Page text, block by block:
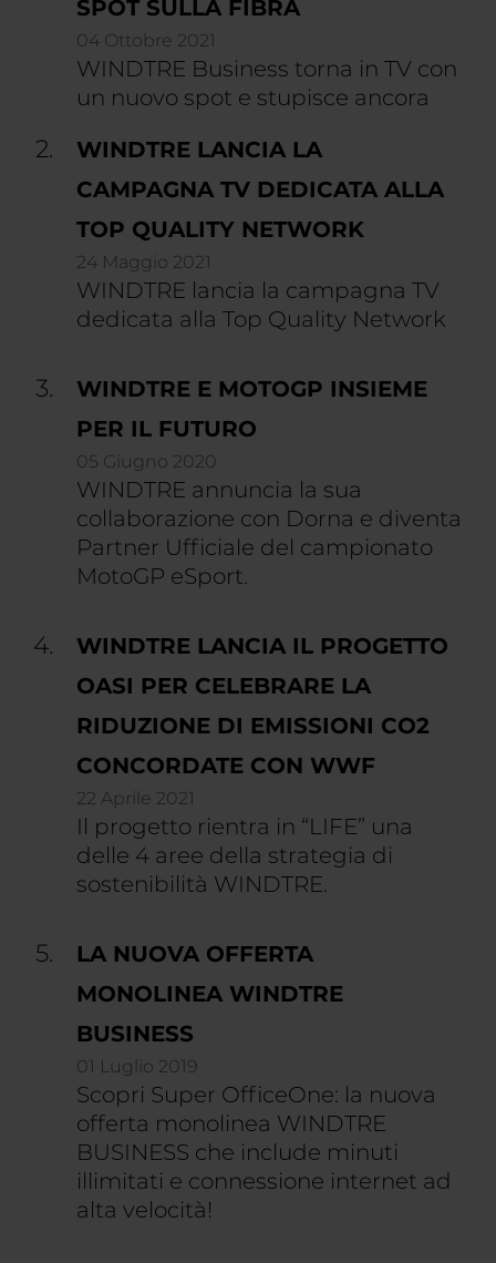
SPOT SULLA FIBRA
04 Ottobre 2021
WINDTRE Business torna in TV con
un nuovo spot e stupisce ancora
WINDTRE LANCIA LA
CAMPAGNA TV DEDICATA ALLA
TOP QUALITY NETWORK
24 Maggio 2021
WINDTRE lancia la campagna TV
dedicata alla Top Quality Network
WINDTRE E MOTOGP INSIEME
PER IL FUTURO
05 Giugno 2020
WINDTRE annuncia la sua
collaborazione con Dorna e diventa
Partner Ufficiale del campionato
MotoGP eSport.
WINDTRE LANCIA IL PROGETTO
OASI PER CELEBRARE LA
RIDUZIONE DI EMISSIONI CO2
CONCORDATE CON WWF
22 Aprile 2021
Il progetto rientra in “LIFE” una
delle 4 aree della strategia di
sostenibilità WINDTRE.
LA NUOVA OFFERTA
MONOLINEA WINDTRE
BUSINESS
01 Luglio 2019
Scopri Super OfficeOne: la nuova
offerta monolinea WINDTRE
BUSINESS che include minuti
illimitati e connessione internet ad
alta velocità!